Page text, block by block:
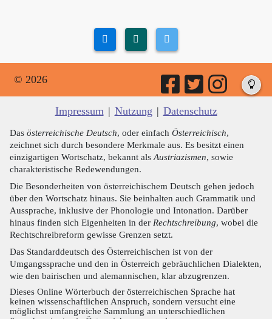
© 2026
Impressum | Nutzung | Datenschutz
Das österreichische Deutsch, oder einfach Österreichisch,
zeichnet sich durch besondere Merkmale aus. Es besitzt einen
einzigartigen Wortschatz, bekannt als Austriazismen, sowie
charakteristische Redewendungen.
Die Besonderheiten von österreichischem Deutsch gehen jedoch
über den Wortschatz hinaus. Sie beinhalten auch Grammatik und
Aussprache, inklusive der Phonologie und Intonation. Darüber
hinaus finden sich Eigenheiten in der Rechtschreibung, wobei die
Rechtschreibreform gewisse Grenzen setzt.
Das Standarddeutsch des Österreichischen ist von der
Umgangssprache und den in Österreich gebräuchlichen Dialekten,
wie den bairischen und alemannischen, klar abzugrenzen.
Dieses Online Wörterbuch der österreichischen Sprache hat
keinen wissenschaftlichen Anspruch, sondern versucht eine
möglichst umfangreiche Sammlung an unterschiedlichen